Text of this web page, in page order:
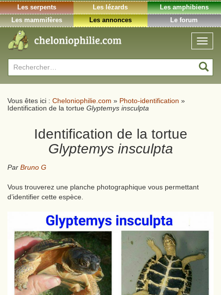
Les serpents Les lézards
Les amphibiens
Les mammifères
Les annonces Le forum
Rechercher :
Vous êtes ici : Cheloniophilie.com » Photo-identification »
Identification de la tortue Glyptemys insculpta
Identification de la tortue
Glyptemys insculpta
Par Bruno G
Vous trouverez une planche photographique vous permettant
d’identifier cette espèce.